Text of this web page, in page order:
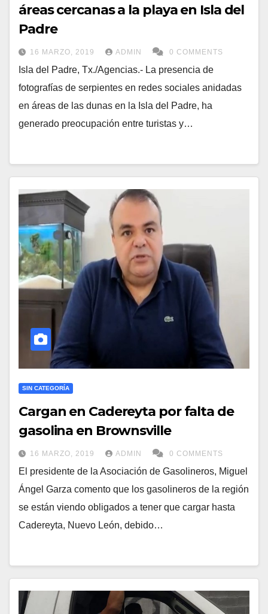
áreas cercanas a la playa en Isla del
Padre
16 MARZO, 2019 ADMIN 0 COMMENTS
Isla del Padre, Tx./Agencias.- La presencia de
fotografías de serpientes en redes sociales anidadas
en áreas de las dunas en la Isla del Padre, ha
generado preocupación entre turistas y…
SIN CATEGORÍA
Cargan en Cadereyta por falta de
gasolina en Brownsville
16 MARZO, 2019 ADMIN 0 COMMENTS
El presidente de la Asociación de Gasolineros, Miguel
Ángel Garza comento que los gasolineros de la región
se están viendo obligados a tener que cargar hasta
Cadereyta, Nuevo León, debido…